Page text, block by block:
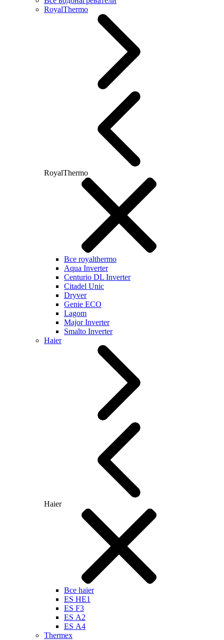
RoyalThermo
RoyalThermo
Все royalthermo
Aqua Inverter
Centurio DL Inverter
Citadel Unic
Dryver
Genie ECO
Lagom
Major Inverter
Smalto Inverter
Haier
Haier
Все haier
ES HE1
ES F3
ES А2
ES А4
Thermex